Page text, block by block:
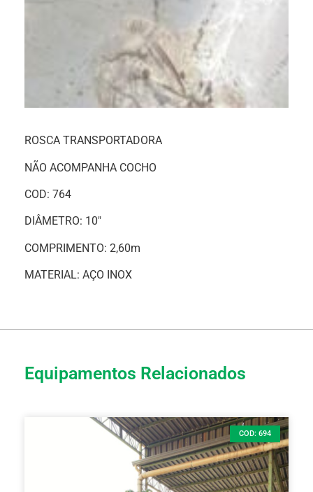
ROSCA TRANSPORTADORA
NÃO ACOMPANHA COCHO
COD: 764
DIÂMETRO: 10″
COMPRIMENTO: 2,60m
MATERIAL: AÇO INOX
Equipamentos Relacionados
COD: 694